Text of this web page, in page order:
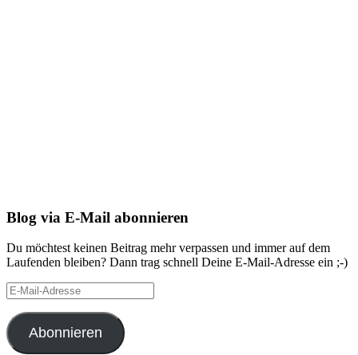
Blog via E-Mail abonnieren
Du möchtest keinen Beitrag mehr verpassen und immer auf dem
Laufenden bleiben? Dann trag schnell Deine E-Mail-Adresse ein ;-)
E-
Mail-
Adresse
Abonnieren